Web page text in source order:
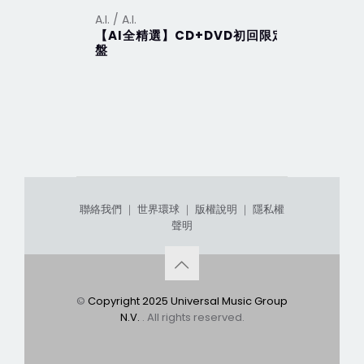
A.I. / A.I.
【AI全精選】CD+DVD初回限定
盤
聯絡我們 ｜ 世界環球 ｜ 版權說明 ｜ 隱私權
聲明
© Copyright 2025 Universal Music Group
N.V. . All rights reserved.